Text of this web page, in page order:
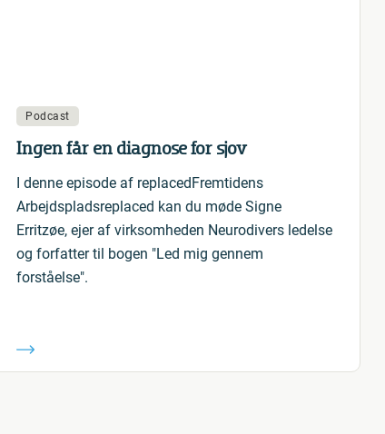
Podcast
Ingen får en diagnose for sjov
I denne episode af replacedFremtidens
Arbejdspladsreplaced kan du møde Signe
Erritzøe, ejer af virksomheden Neurodivers ledelse
og forfatter til bogen "Led mig gennem
forståelse".